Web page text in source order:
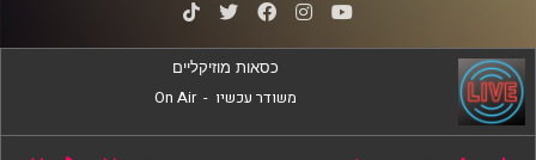
כסאות מוזיקליים
משודר עכשיו -
On Air